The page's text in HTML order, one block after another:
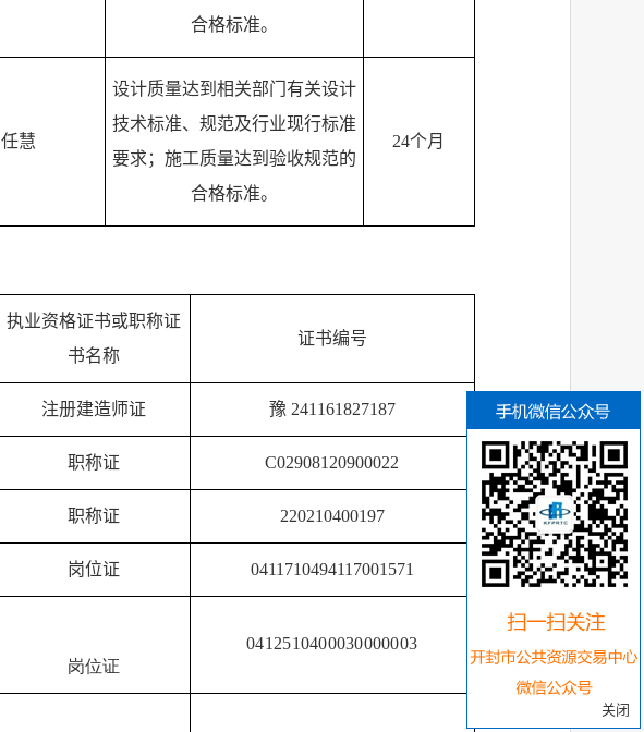
关闭
合格标准。
任慧
设计质量达到相关部门有关设计
技术标准、规范及行业现行标准
要求；施工质量达到验收规范的
合格标准。
24个月
执业资格证书或职称证
书名称
证书编号
注册建造师证 豫 241161827187
职称证 C02908120900022
职称证 220210400197
岗位证 0411710494117001571
岗位证
0412510400030000003